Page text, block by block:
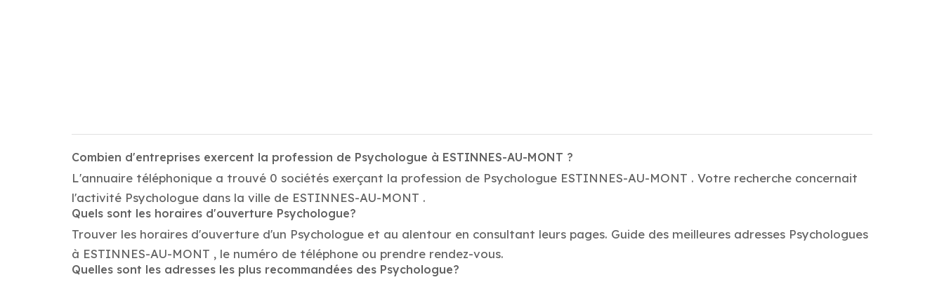
Combien d'entreprises exercent la profession de Psychologue à ESTINNES-AU-MONT ?
L'annuaire téléphonique a trouvé 0 sociétés exerçant la profession de Psychologue ESTINNES-AU-MONT . Votre recherche concernait
l'activité Psychologue dans la ville de ESTINNES-AU-MONT .
Quels sont les horaires d'ouverture Psychologue?
Trouver les horaires d'ouverture d'un Psychologue et au alentour en consultant leurs pages. Guide des meilleures adresses Psychologues
à ESTINNES-AU-MONT , le numéro de téléphone ou prendre rendez-vous.
Quelles sont les adresses les plus recommandées des Psychologue?